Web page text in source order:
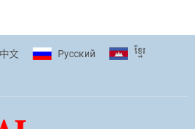
中文 Pусский ខ្មែរ